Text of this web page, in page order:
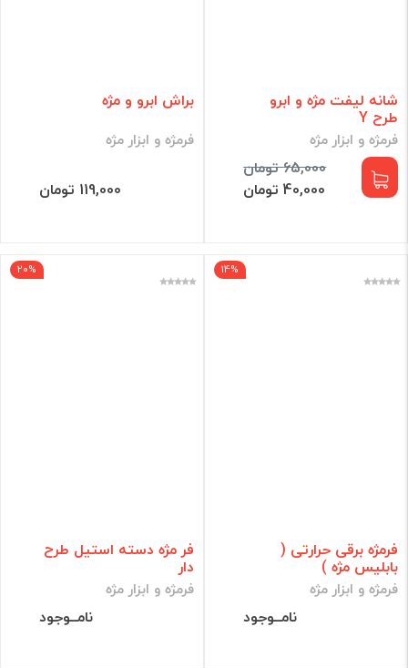
شانه لیفت مژه و ابرو
طرح Y
فرمژه و ابزار مژه
65,000 تومان
40,000 تومان
براش ابرو و مژه
فرمژه و ابزار مژه
119,000 تومان
14%
فرمژه برقی حرارتی (
بابلیس مژه )
فرمژه و ابزار مژه
نامــوجود
20%
فر مژه دسته استیل طرح
دار
فرمژه و ابزار مژه
نامــوجود